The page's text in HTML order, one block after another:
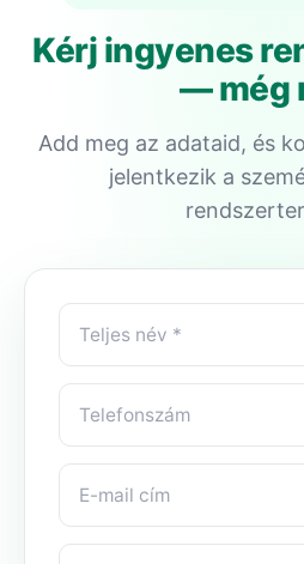
Kérj ingyenes
— még
Add meg az adataid, és
jelentkezik a